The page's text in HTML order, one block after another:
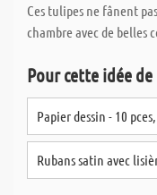
Ces tulipes ne fânent
chambre avec de belles
Pour cette idée
Papier dessin - 10
Rubans satin avec